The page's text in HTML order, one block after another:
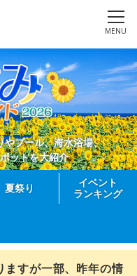
MENU
やプール、海水浴場、
ットを大紹介
夏祭り
イベント
ランキング
ますが一部、昨年の情